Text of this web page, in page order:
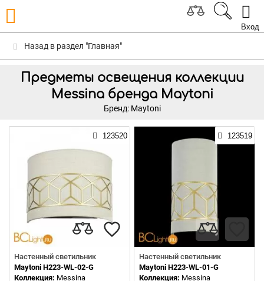
Вход
Назад в раздел "Главная"
Предметы освещения коллекции
Messina бренда Maytoni
Бренд: Maytoni
123520
Настенный светильник
Maytoni H223-WL-02-G
Коллекция: Messina
123519
Настенный светильник
Maytoni H223-WL-01-G
Коллекция: Messina